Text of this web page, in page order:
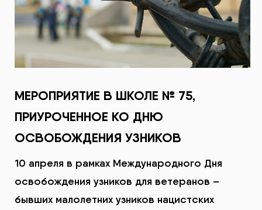
МЕРОПРИЯТИЕ В ШКОЛЕ № 75,
ПРИУРОЧЕННОЕ КО ДНЮ
ОСВОБОЖДЕНИЯ УЗНИКОВ
10 апреля в рамках Международного Дня
освобождения узников для ветеранов –
бывших малолетних узников нацистских